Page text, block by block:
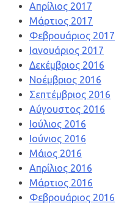
Απρίλιος 2017
Μάρτιος 2017
Φεβρουάριος 2017
Ιανουάριος 2017
Δεκέμβριος 2016
Νοέμβριος 2016
Σεπτέμβριος 2016
Αύγουστος 2016
Ιούλιος 2016
Ιούνιος 2016
Μάιος 2016
Απρίλιος 2016
Μάρτιος 2016
Φεβρουάριος 2016